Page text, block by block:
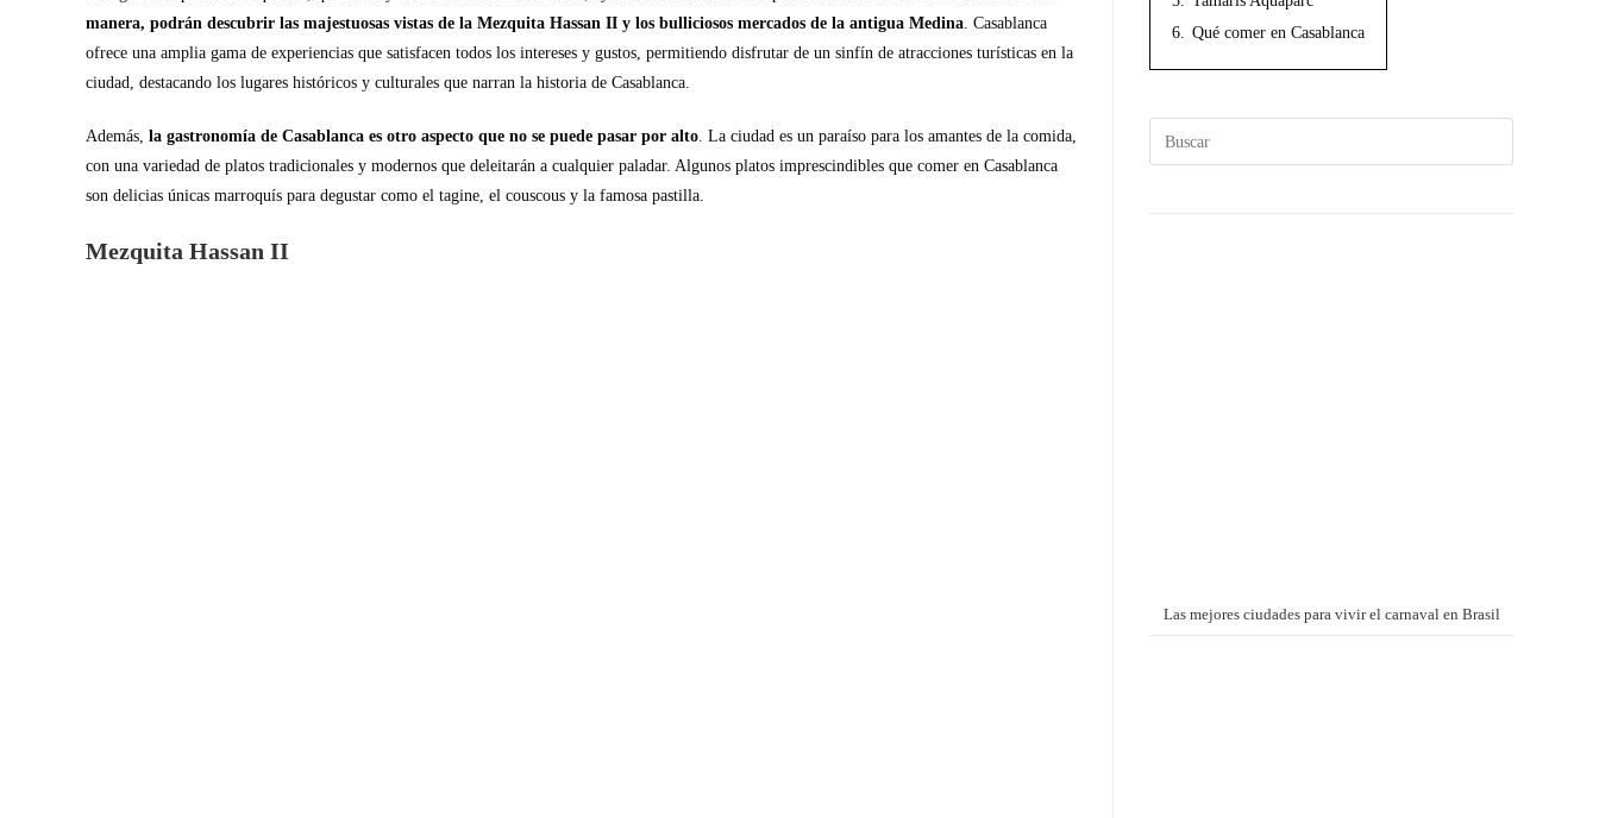
manera, podrán descubrir las majestuosas vistas de la Mezquita Hassan II y los bulliciosos mercados de la antigua Medina. Casablanca
ofrece una amplia gama de experiencias que satisfacen todos los intereses y gustos, permitiendo disfrutar de un sinfín de atracciones turísticas en la
ciudad, destacando los lugares históricos y culturales que narran la historia de Casablanca.
Además, la gastronomía de Casablanca es otro aspecto que no se puede pasar por alto. La ciudad es un paraíso para los amantes de la comida,
con una variedad de platos tradicionales y modernos que deleitarán a cualquier paladar. Algunos platos imprescindibles que comer en Casablanca
son delicias únicas marroquís para degustar como el tagine, el couscous y la famosa pastilla.
Mezquita Hassan II
6.
Qué comer en Casablanca
Las mejores ciudades para vivir el carnaval en Brasil